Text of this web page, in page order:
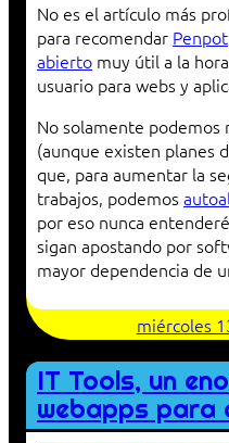
No es el artículo más
para recomendar Penpot
abierto muy útil a la
usuario para webs y
No solamente
(aunque existen planes
que, para aumentar la
trabajos, podemos
por eso nunca
sigan apostando por
mayor dependencia de
miércoles
IT Tools, un
webapps para